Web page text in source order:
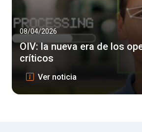
08/04/2026
OIV: la nueva era de los
críticos
Ver noticia OIV: la nueva